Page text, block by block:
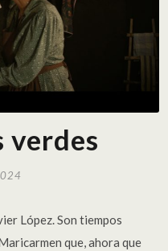
verdes
López. Son tiempos
que, ahora que